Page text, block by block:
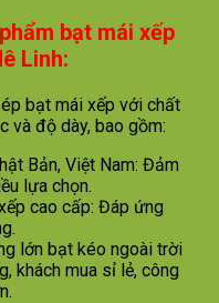
bạt mái xếp
Linh:
bạt mái xếp với chất
và độ dày, bao gồm:
Bản, Việt Nam: Đảm
lựa chọn.
cao cấp: Đáp ứng
lớn bạt kéo ngoài trời
khách mua sỉ lẻ, công